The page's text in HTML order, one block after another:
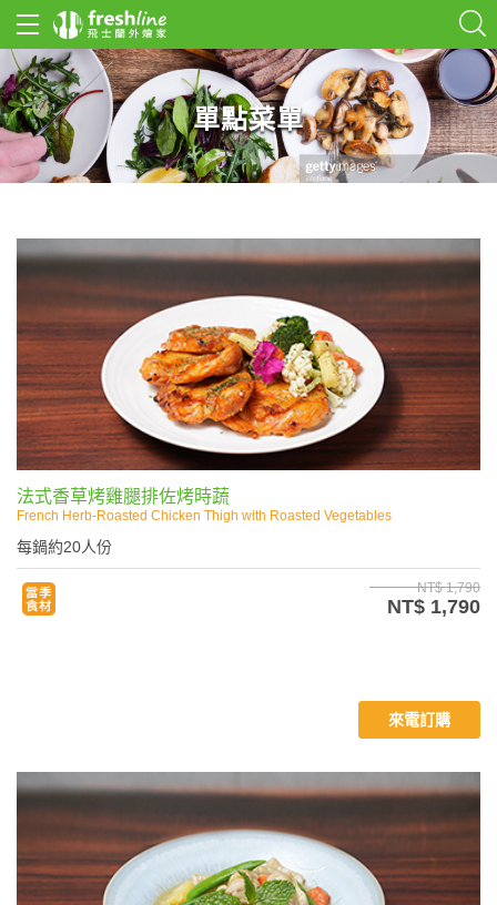
單點菜單
法式香草烤雞腿排佐烤時蔬
French Herb‑Roasted Chicken Thigh with Roasted Vegetables
每鍋約20人份
NT$ 1,790
NT$ 1,790
來電訂購